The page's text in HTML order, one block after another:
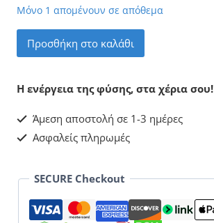
Μόνο 1 απομένουν σε απόθεμα
Αμμωνίτης
Πλάκα
ποσότητα
Προσθήκη στο καλάθι
Η ενέργεια της φύσης, στα χέρια σου!
Άμεση αποστολή σε 1-3 ημέρες
Ασφαλείς πληρωμές
SECURE Checkout